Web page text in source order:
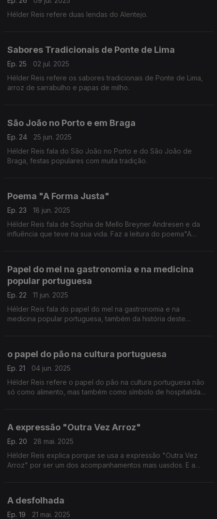
Hélder Reis refere duas lendas do Alentejo.
Sabores Tradicionais de Ponte de Lima
Ep. 25
02 jul. 2025
Hélder Reis refere os sabores tradicionais de Ponte de Lima,
arroz de sarrabulho e papas de milho.
São João no Porto e em Braga
Ep. 24
25 jun. 2025
Hélder Reis fala do São João no Porto e do São João de
Braga, festas populares com muita tradição.
Poema "A Forma Justa"
Ep. 23
18 jun. 2025
Hélder Reis fala de Sophia de Mello Breyner Andresen e da
influência que teve na sua vida. Faz a leitura do poema"A
Papel do mel na gastronomia e na medicina
popular portuguesa
Ep. 22
11 jun. 2025
Hélder Reis fala do papel do mel na gastronomia e na
medicina popular portuguesa, também da história deste
o papel do pão na cultura portuguesa
Ep. 21
04 jun. 2025
Hélder Reis refere o papel do pão na cultura portuguesa não
só como alimento, mas também como símbolo de hospitalidade
A expressão "Outra Vez Arroz"
Ep. 20
28 mai. 2025
Hélder Reis explica porque se usa a expressão "Outra Vez
Arroz" por ser um dos acompanhamentos mais uasdos. E a
A desfolhada
Ep. 19
21 mai. 2025